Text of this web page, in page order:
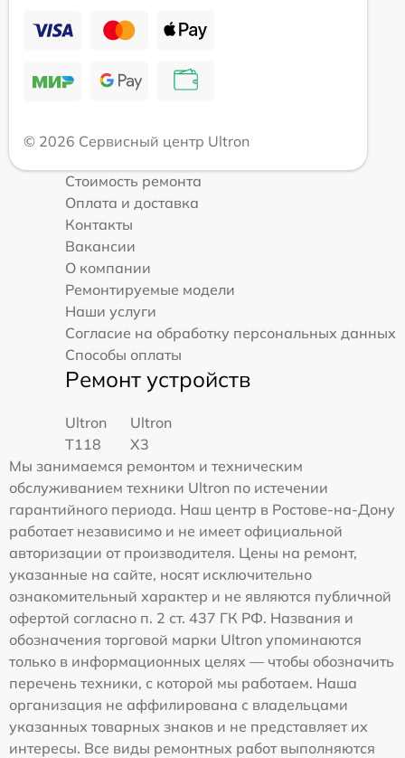
© 2026 Сервисный центр Ultron
Стоимость ремонта
Оплата и доставка
Контакты
Вакансии
О компании
Ремонтируемые модели
Наши услуги
Согласие на обработку персональных данных
Способы оплаты
Ремонт устройств
Ultron
T118
Ultron
X3
Мы занимаемся ремонтом и техническим
обслуживанием техники Ultron по истечении
гарантийного периода. Наш центр в Ростове-на-Дону
работает независимо и не имеет официальной
авторизации от производителя. Цены на ремонт,
указанные на сайте, носят исключительно
ознакомительный характер и не являются публичной
офертой согласно п. 2 ст. 437 ГК РФ. Названия и
обозначения торговой марки Ultron упоминаются
только в информационных целях — чтобы обозначить
перечень техники, с которой мы работаем. Наша
организация не аффилирована с владельцами
указанных товарных знаков и не представляет их
интересы. Все виды ремонтных работ выполняются